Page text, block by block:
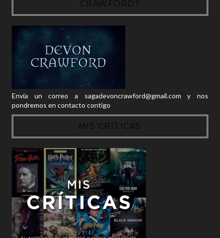
CRAWFORD?
Envía un correo a sagadevoncrawford@gmail.com y nos
pondremos en contacto contigo
MIS CRÍTICAS